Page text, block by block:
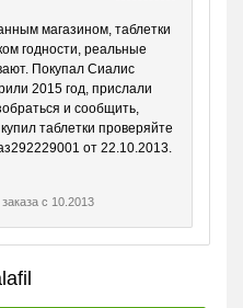
магазином, таблетки
годности, реальные
Покупал Сиалис
2015 год, прислали
и сообщить,
таблетки проверяйте
от 22.10.2013.
с 10.2013